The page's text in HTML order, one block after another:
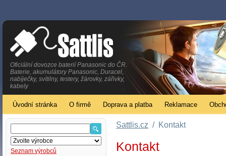
Oficiální dovozce baterií Panasonic do ČR.
Baterie, akumulátory Panasonic, Duracel,
nabíječky, svítilny, testery, žárovky, zářivky,
kabely
Úvodní stránka O firmě Doprava a platba Reklamace
Seznam výrobců
Sattlis.cz / Kontakt
Kontakt